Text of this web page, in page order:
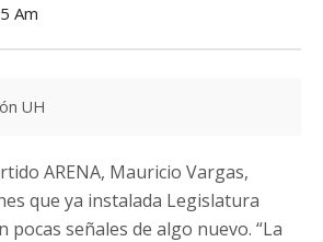
Am
UH
ARENA, Mauricio Vargas,
que ya instalada Legislatura
pocas señales de algo nuevo. “La